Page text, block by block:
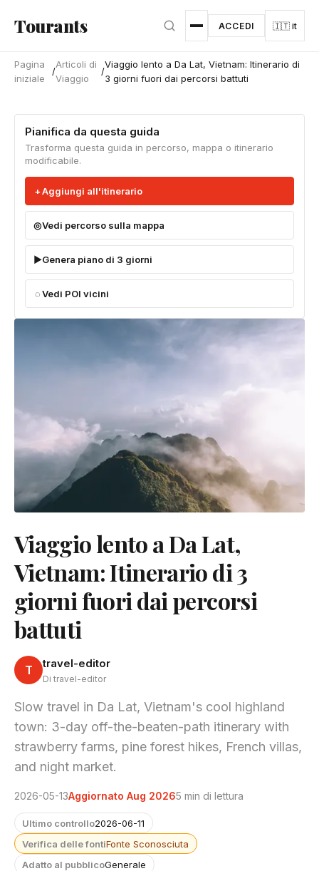
Tourants ACCEDI 🇮🇹 it
Pagina
iniziale
/
Articoli di
Viaggio
/
Viaggio lento a Da Lat, Vietnam: Itinerario di
3 giorni fuori dai percorsi battuti
Pianifica da questa guida
Trasforma questa guida in percorso, mappa o itinerario
modificabile.
Aggiungi all'itinerario
Vedi percorso sulla mappa
Genera piano di 3 giorni
Vedi POI vicini
Viaggio lento a Da Lat,
Vietnam: Itinerario di 3
giorni fuori dai percorsi
battuti
T travel-editor
Di travel-editor
Slow travel in Da Lat, Vietnam's cool highland
town: 3-day off-the-beaten-path itinerary with
strawberry farms, pine forest hikes, French villas,
and night market.
2026-05-13Aggiornato Aug 20265 min di lettura
Ultimo controllo2026-06-11
Verifica delle fontiFonte Sconosciuta
Adatto al pubblicoGenerale